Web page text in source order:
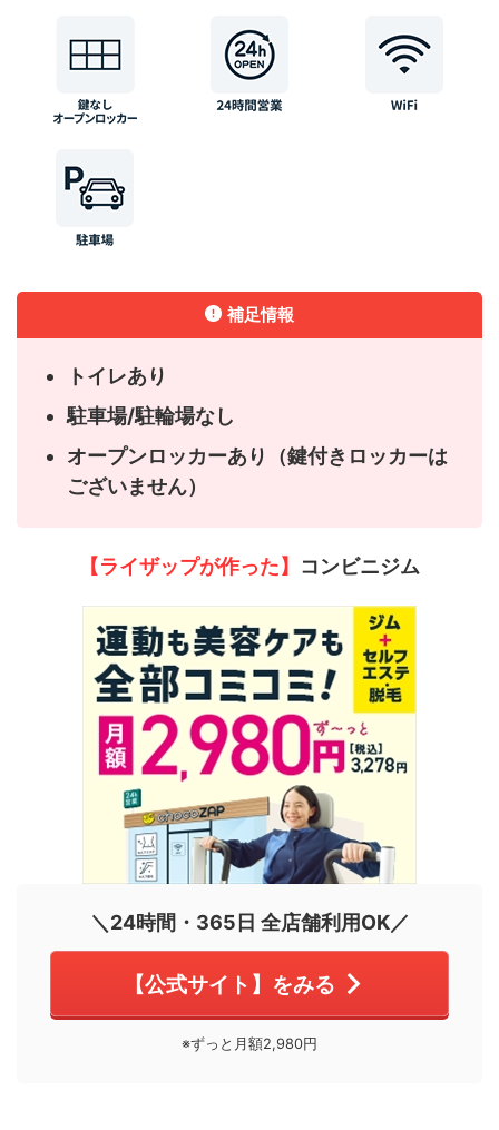
補足情報
トイレあり
駐車場/駐輪場なし
オープンロッカーあり（鍵付きロッカーは
ございません）
【ライザップが作った】 コンビニジム
＼24時間・365日 全店舗利用OK／
【公式サイト】をみる
※ずっと月額2,980円